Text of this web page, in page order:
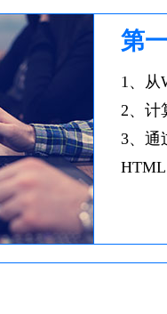
第
1、从
2、计
3、通